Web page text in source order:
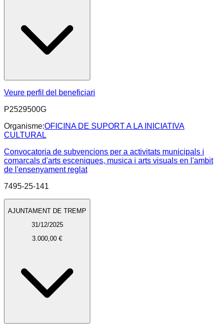
Veure perfil del beneficiari
P2529500G
Organisme:OFICINA DE SUPORT A LA INICIATIVA
CULTURAL
Convocatoria de subvencions per a activitats municipals i
comarcals d'arts esceniques, musica i arts visuals en l'ambit
de l'ensenyament reglat
7495-25-141
AJUNTAMENT DE TREMP
31/12/2025
3.000,00 €